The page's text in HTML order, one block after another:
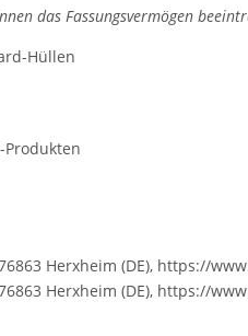
das Fassungsvermögen
Hüllen
Herxheim (DE), https://
Herxheim (DE), https://